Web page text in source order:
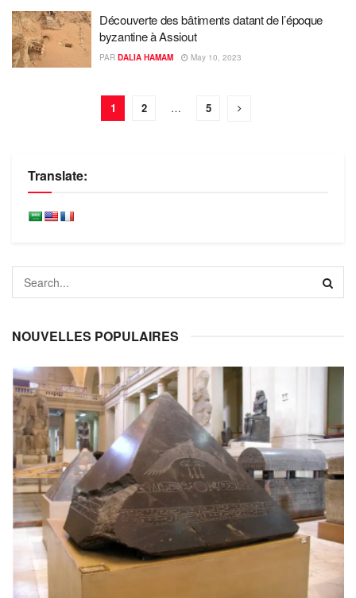
Découverte des bâtiments datant de l’époque
byzantine à Assiout
PAR DALIA HAMAM May 10, 2023
1 2 … 5
Translate:
NOUVELLES POPULAIRES